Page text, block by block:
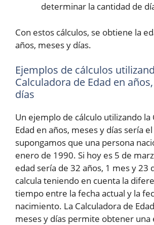
determinar la cantidad de
Con estos cálculos, se obtiene la
años, meses y días.
Ejemplos de cálculos
Calculadora de Edad en
días
Un ejemplo de cálculo utilizando la
Edad en años, meses y días sería
supongamos que una persona
enero de 1990. Si hoy es 5 de
edad sería de 32 años, 1 mes y 23
calcula teniendo en cuenta la
tiempo entre la fecha actual y la
nacimiento. La Calculadora de
meses y días permite obtener una